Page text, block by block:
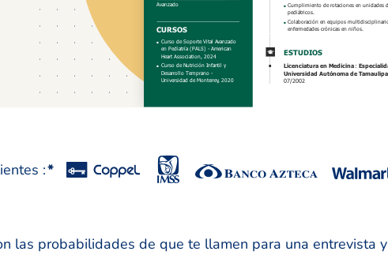
:*
las probabilidades de que te llamen para una entrevista y